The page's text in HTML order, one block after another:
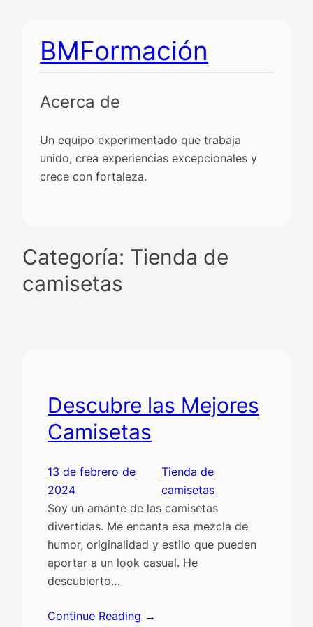
contenido
BMFormación
Acerca de
Un equipo experimentado que trabaja
unido, crea experiencias excepcionales y
crece con fortaleza.
Categoría: Tienda de
camisetas
Descubre las Mejores
Camisetas
13 de febrero de
2024
Tienda de
camisetas
Soy un amante de las camisetas
divertidas. Me encanta esa mezcla de
humor, originalidad y estilo que pueden
aportar a un look casual. He
descubierto…
Continue Reading →